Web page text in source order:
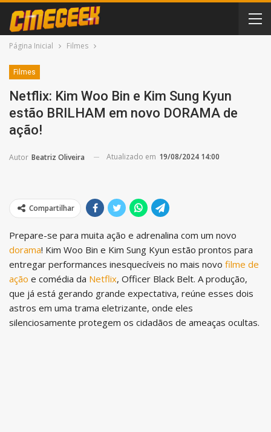
Página Inicial Filmes
Filmes
Netflix: Kim Woo Bin e Kim Sung Kyun
estão BRILHAM em novo DORAMA de
ação!
Autor Beatriz Oliveira Atualizado em 19/08/2024 14:00
Compartilhar
Prepare-se para muita ação e adrenalina com um novo
dorama! Kim Woo Bin e Kim Sung Kyun estão prontos para
entregar performances inesquecíveis no mais novo filme de
ação e comédia da Netflix, Officer Black Belt. A produção,
que já está gerando grande expectativa, reúne esses dois
astros em uma trama eletrizante, onde eles
silenciosamente protegem os cidadãos de ameaças ocultas.